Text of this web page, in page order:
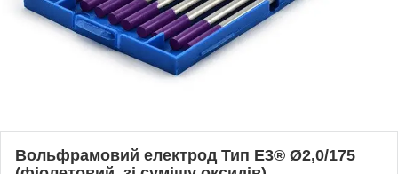
Вольфрамовий електрод Тип E3® Ø2,0/175